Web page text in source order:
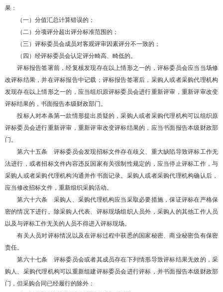
果：
（一）分值汇总计算错误的；
（二）分项评分超出评分标准范围的；
（三）评标委员会成员对客观评审因素评分不一致的；
（四）经评标委员会认定评分畸高、畸低的。
评标报告签署前，经复核发现存在以上情形之一的，评标委员会应当当场修
改评标结果，并在评标报告中记载；评标报告签署后，采购人或者采购代理机构
发现存在以上情形之一的，应当组织原评标委员会进行重新评审，重新评审改变
评标结果的，书面报告本级财政部门。
投标人对本条第一款情形提出质疑的，采购人或者采购代理机构可以组织原
评标委员会进行重新评审，重新评审改变评标结果的，应当书面报告本级财政部
门。
第六十五条 评标委员会发现招标文件存在歧义、重大缺陷导致评标工作无
法进行，或者招标文件内容违反国家有关强制性规定的，应当停止评标工作，与
采购人或者采购代理机构沟通并作书面记录。采购人或者采购代理机构确认后，
应当修改招标文件，重新组织采购活动。
第六十六条 采购人、采购代理机构应当采取必要措施，保证评标在严格保
密的情况下进行。除采购人代表、评标现场组织人员外，采购人的其他工作人员
以及与评标工作无关的人员不得进入评标现场。
有关人员对评标情况以及在评标过程中获悉的国家秘密、商业秘密负有保密
责任。
第六十七条 评标委员会或者其成员存在下列情形导致评标结果无效的，采
购人、采购代理机构可以重新组建评标委员会进行评标，并书面报告本级财政部
门，但采购合同已经履行的除外：